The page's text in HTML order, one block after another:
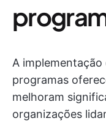
A
programas
melhoram
organizações